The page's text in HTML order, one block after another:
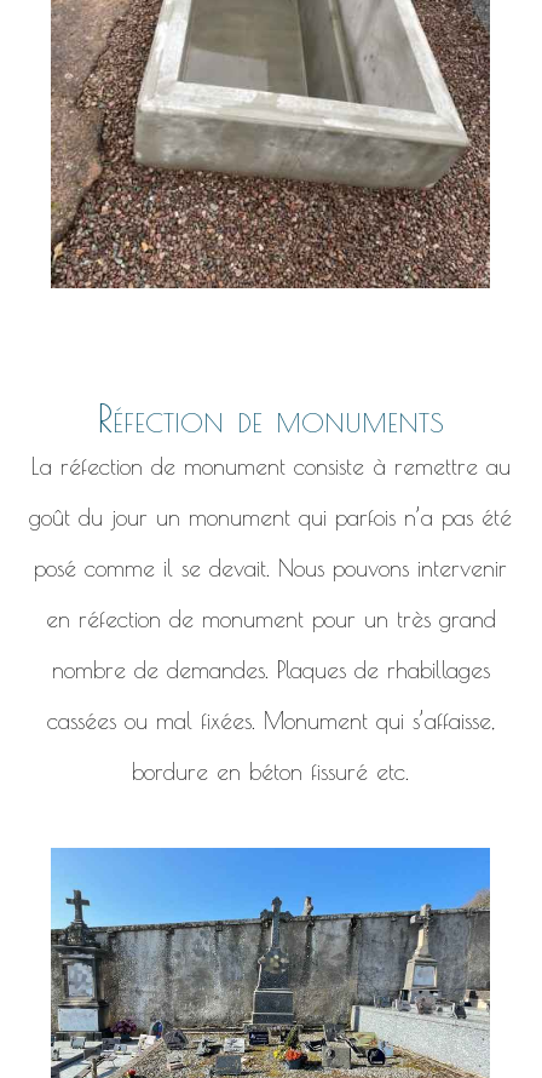
Réfection de monuments
La réfection de monument consiste à remettre au
goût du jour un monument qui parfois n’a pas été
posé comme il se devait. Nous pouvons intervenir
en réfection de monument pour un très grand
nombre de demandes. Plaques de rhabillages
cassées ou mal fixées. Monument qui s’affaisse,
bordure en béton fissuré etc.